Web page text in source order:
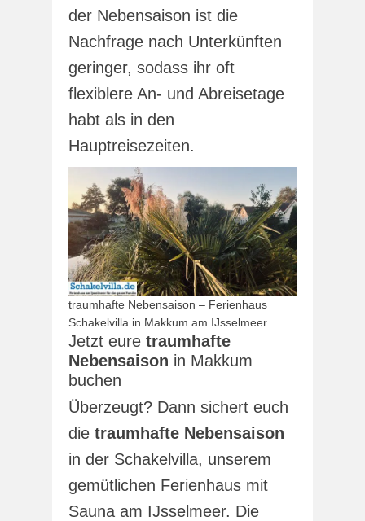
der Nebensaison ist die
Nachfrage nach Unterkünften
geringer, sodass ihr oft
flexiblere An- und Abreisetage
habt als in den
Hauptreisezeiten.
traumhafte Nebensaison – Ferienhaus
Schakelvilla in Makkum am IJsselmeer
Jetzt eure traumhafte
Nebensaison in Makkum
buchen
Überzeugt? Dann sichert euch
die traumhafte Nebensaison
in der Schakelvilla, unserem
gemütlichen Ferienhaus mit
Sauna am IJsselmeer. Die